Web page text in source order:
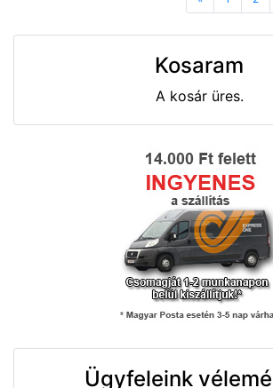
Kosaram
A kosár üres.
Ügyfeleink